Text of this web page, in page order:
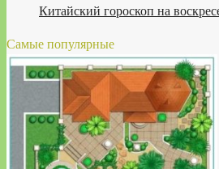
Китайский гороскоп на
Самые популярные